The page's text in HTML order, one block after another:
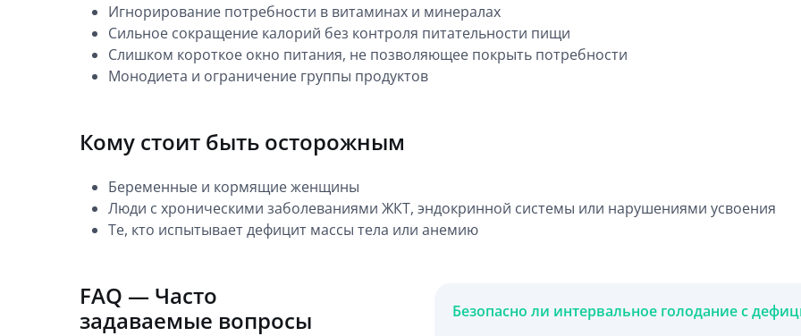
Игнорирование потребности в витаминах и минералах
Сильное сокращение калорий без контроля питательности пищи
Слишком короткое окно питания, не позволяющее покрыть потребности
Монодиета и ограничение группы продуктов
Кому стоит быть осторожным
Беременные и кормящие женщины
Люди с хроническими заболеваниями ЖКТ, эндокринной системы или нарушениями усвоения
Те, кто испытывает дефицит массы тела или анемию
FAQ — Часто
задаваемые вопросы
Безопасно ли интервальное голодание с